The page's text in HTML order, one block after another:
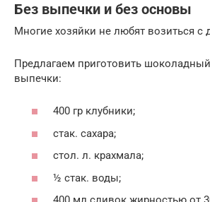
Без выпечки и без основы
Многие хозяйки не любят возиться с
Предлагаем приготовить
выпечки:
400 гр клубники;
стак. сахара;
стол. л. крахмала;
½ стак. воды;